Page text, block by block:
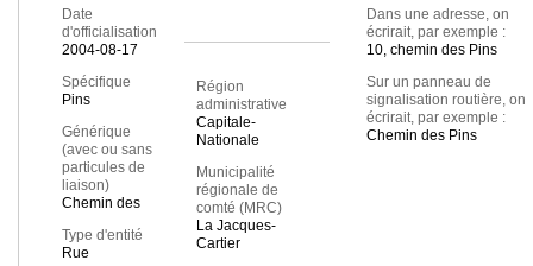
Date
d'officialisation
2004-08-17
Spécifique
Pins
Générique
(avec ou sans
particules de
liaison)
Chemin des
Type d'entité
Rue
Région
administrative
Capitale-
Nationale
Municipalité
régionale de
comté (MRC)
La Jacques-
Cartier
Dans une adresse, on
écrirait, par exemple :
10, chemin des Pins
Sur un panneau de
signalisation routière, on
écrirait, par exemple :
Chemin des Pins